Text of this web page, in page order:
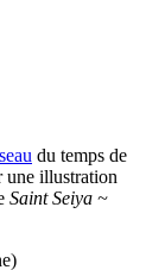
du temps de
une illustration
Saint Seiya ~